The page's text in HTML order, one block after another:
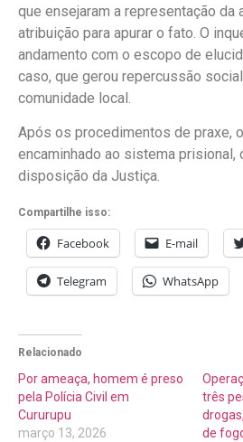
que ensejaram a representação da
atribuição para apurar o fato. O
andamento com o escopo de
caso, que gerou repercussão
comunidade local.
Após os procedimentos de praxe,
encaminhado ao sistema prisional,
disposição da Justiça.
Compartilhe isso:
Facebook E-mail
Telegram WhatsApp
Relacionado
Por ameaça, homem é preso
pela Polícia Civil em
Cururupu
março 13, 2026
três
de